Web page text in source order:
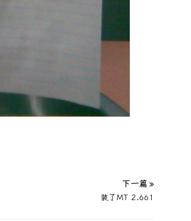
下一篇 »
装了MT 2.661